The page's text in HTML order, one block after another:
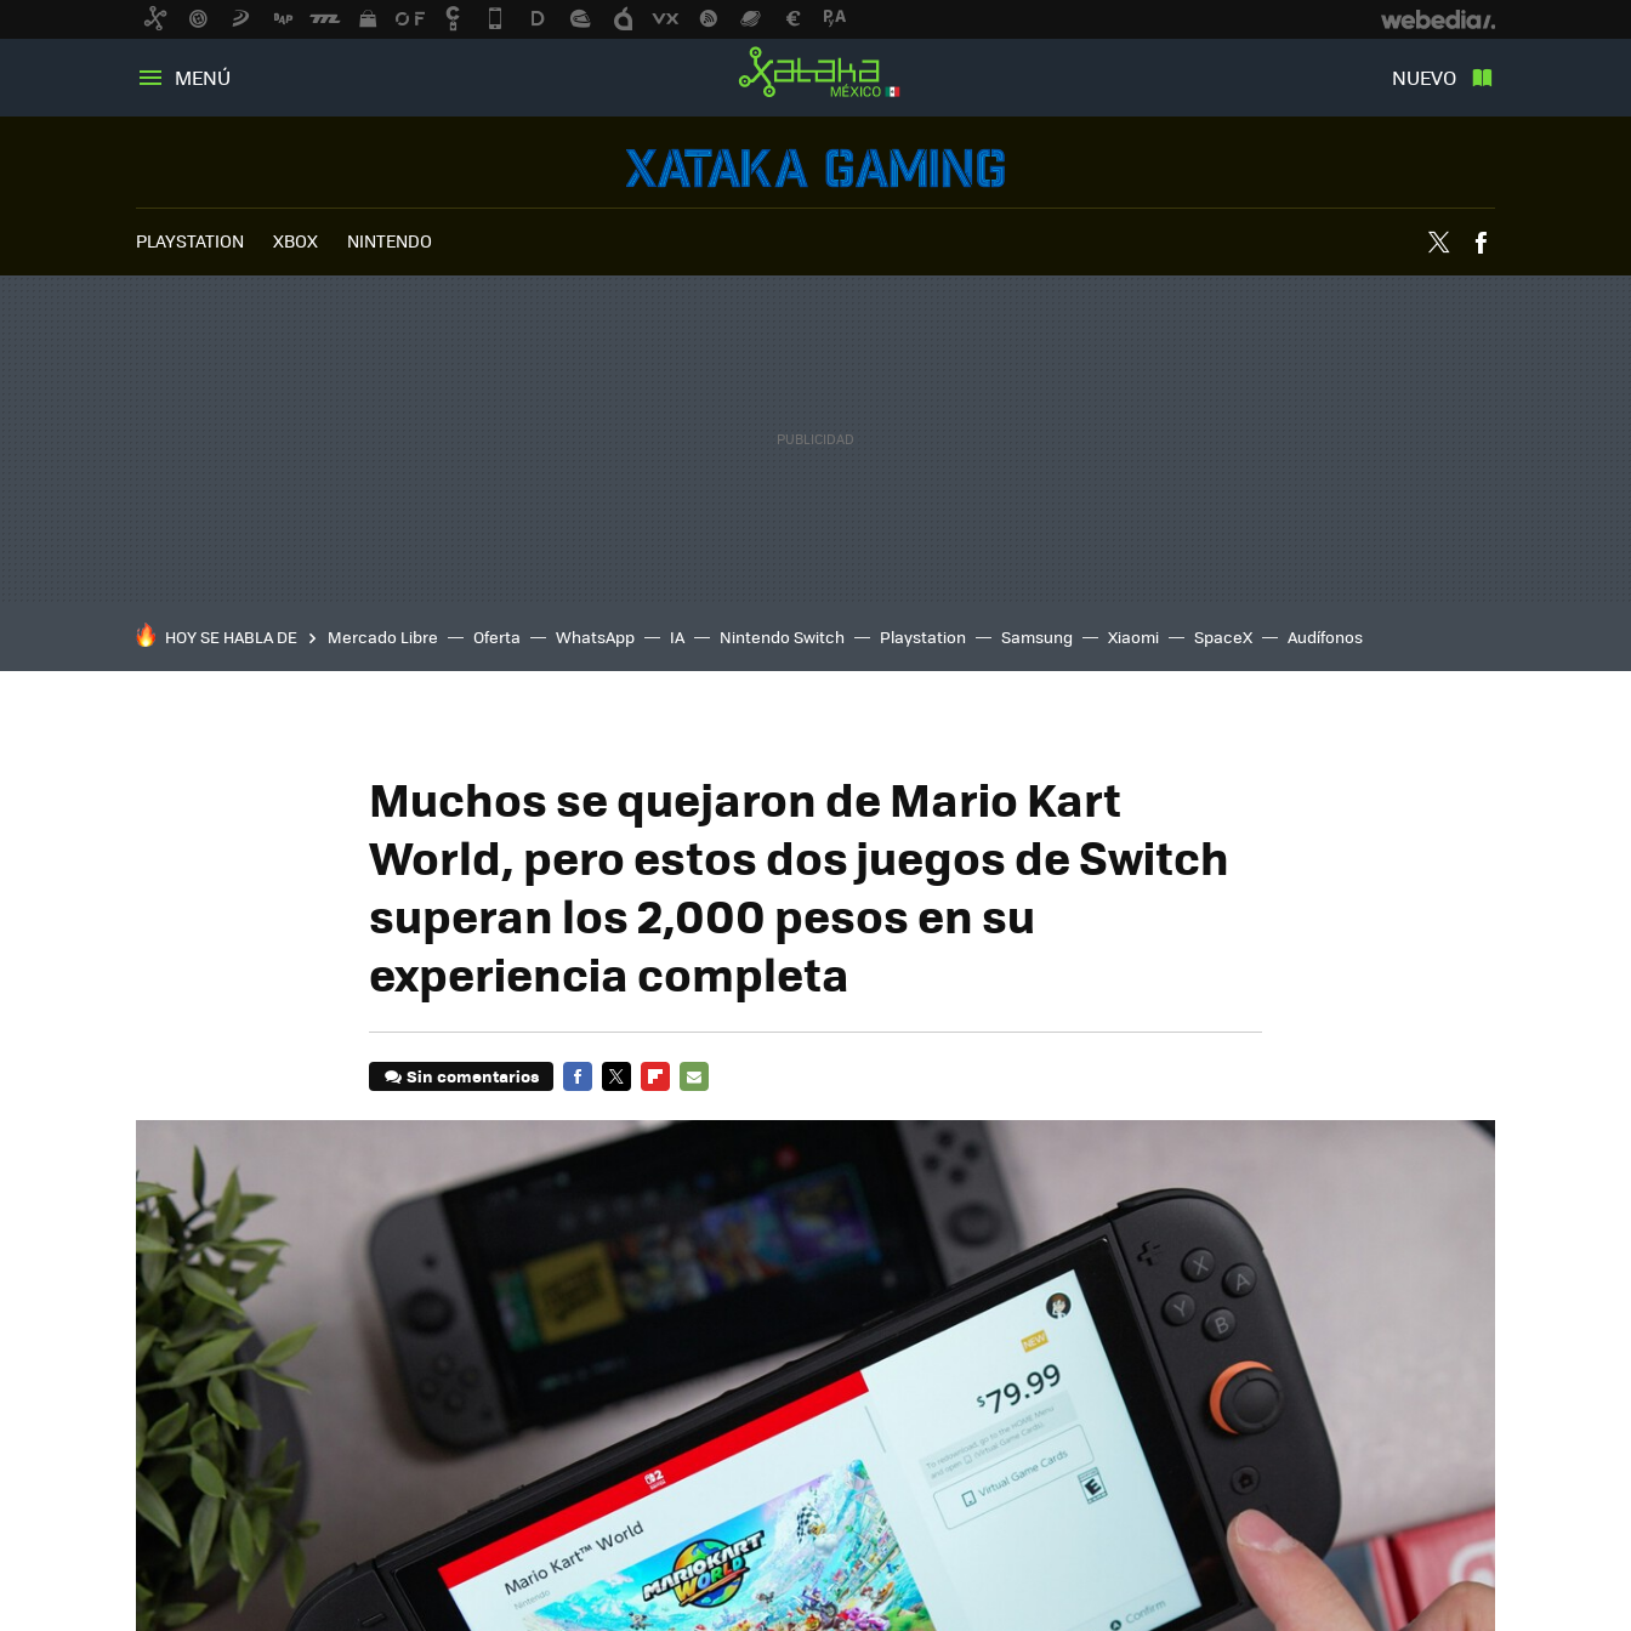
MENÚ NUEVO
PLAYSTATION XBOX NINTENDO Twitter
HOY SE HABLA DE Mercado Libre Oferta WhatsApp IA Nintendo Switch Playstation Samsung Xiaomi SpaceX Audífonos
Muchos se quejaron de Mario Kart
World, pero estos dos juegos de Switch
superan los 2,000 pesos en su
experiencia completa
Sin comentarios